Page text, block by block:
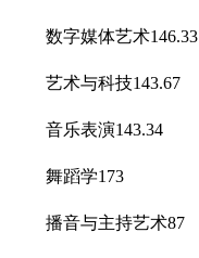
数字媒体艺术146.33
艺术与科技143.67
音乐表演143.34
舞蹈学173
播音与主持艺术87